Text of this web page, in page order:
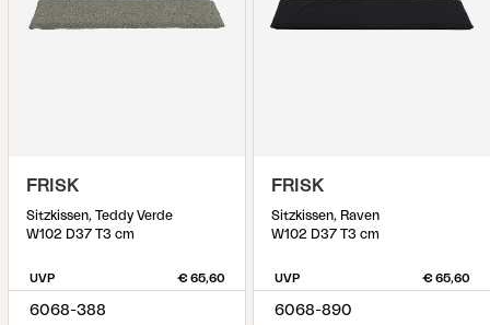
FRISK
Sitzkissen, Teddy Verde
W102 D37 T3 cm
UVP € 65,60
6068-388
FRISK
Sitzkissen, Raven
W102 D37 T3 cm
UVP € 65,60
6068-890